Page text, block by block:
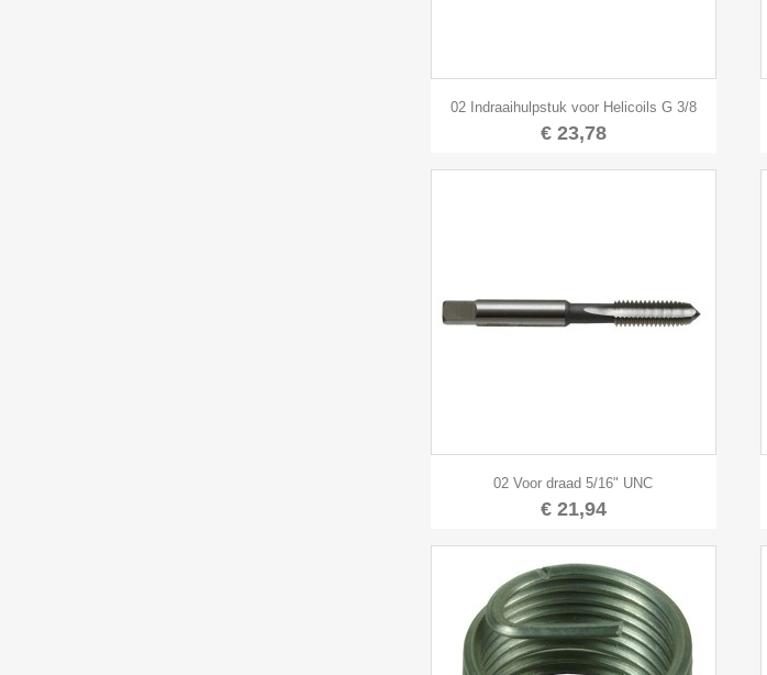

02 Indraaihulpstuk voor Helicoils G 3/8
€ 23,78

02 Voor draad 5/16" UNC
€ 21,94